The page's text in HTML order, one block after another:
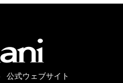
公式ウェブサイト